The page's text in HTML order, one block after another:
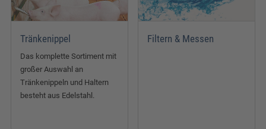
Tränkenippel
Das komplette Sortiment mit
großer Auswahl an
Tränkenippeln und Haltern
besteht aus Edelstahl.
Filtern & Messen